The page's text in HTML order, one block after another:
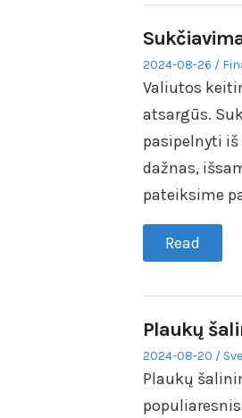
Posted
on
2024-08-26
in
Valiutos
atsargūs.
pasipelnyti
dažnas,
pateiksime
Read
Plaukų
Posted
on
2024-08-20
in
Plaukų